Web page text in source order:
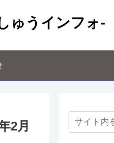
ゅうインフォ-
2月